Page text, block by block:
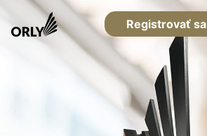
Registrovať sa